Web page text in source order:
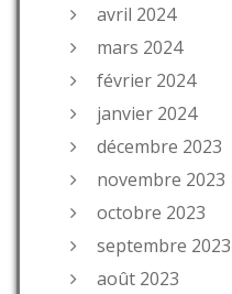
avril 2024
mars 2024
février 2024
janvier 2024
décembre 2023
novembre 2023
octobre 2023
septembre 2023
août 2023